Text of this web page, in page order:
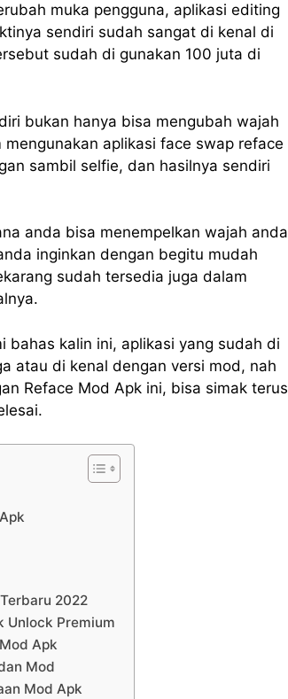
muka pengguna, aplikasi editing
sendiri sudah sangat di kenal di
sudah di gunakan 100 juta di
bukan hanya bisa mengubah wajah
aplikasi face swap reface
sambil selfie, dan hasilnya sendiri
anda bisa menempelkan wajah anda
inginkan dengan begitu mudah
sudah tersedia juga dalam
bahas kalin ini, aplikasi yang sudah di
atau di kenal dengan versi mod, nah
Reface Mod Apk ini, bisa simak terus
2022
Unlock Premium
Apk
Mod
Mod Apk